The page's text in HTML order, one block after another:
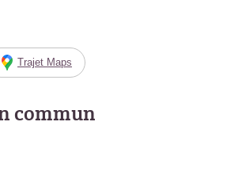
Trajet Maps
commun